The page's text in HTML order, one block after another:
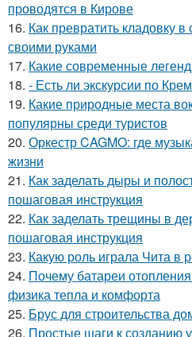
проводятся в Кирове
16. Как превратить кладовку
своими руками
17. Какие современные
18. - Есть ли экскурсии по
19. Какие природные места
популярны среди туристов
20. Оркестр CAGMO: где
жизни
21. Как заделать дыры и
пошаговая инструкция
22. Как заделать трещины в
пошаговая инструкция
23. Какую роль играла Чита в
24. Почему батареи
физика тепла и комфорта
25. Брус для строительства
26. Простые шаги к созданию